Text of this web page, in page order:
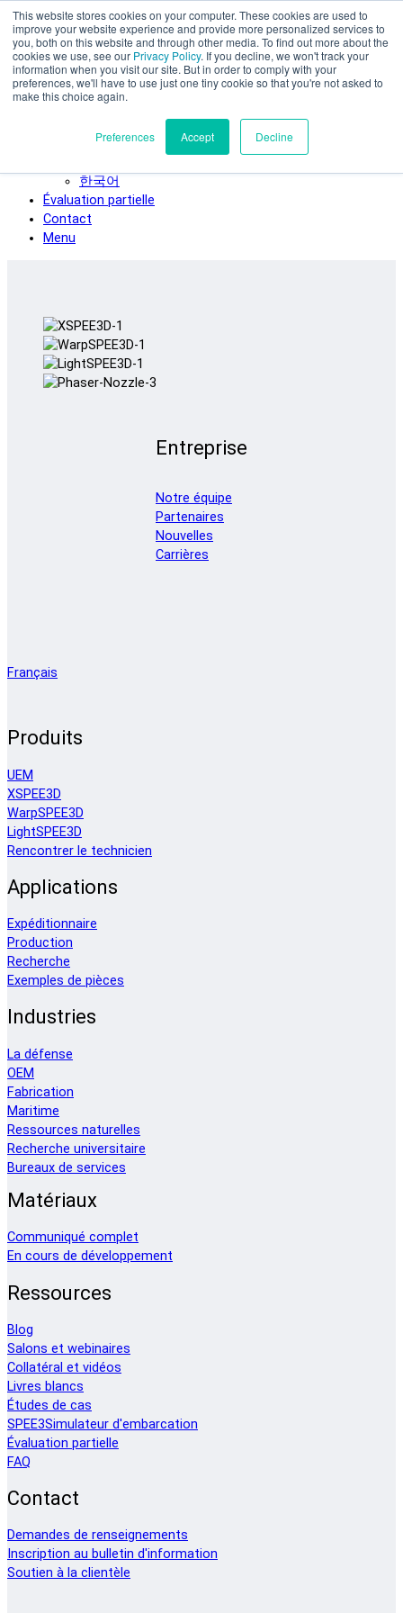
This website stores cookies on your computer. These cookies are used to
improve your website experience and provide more personalized services to
you, both on this website and through other media. To find out more about the
cookies we use, see our Privacy Policy. If you decline, we won't track your
information when you visit our site. But in order to comply with your
preferences, we'll have to use just one tiny cookie so that you're not asked to
make this choice again.
Preferences Accept Decline
Skip to main content
SPEE3D
Français
English
Español
Italiano
한국어
Évaluation partielle
Contact
Menu
Entreprise
Notre équipe
Partenaires
Nouvelles
Carrières
Français
Produits
UEM
XSPEE3D
WarpSPEE3D
LightSPEE3D
Rencontrer le technicien
Applications
Expéditionnaire
Production
Recherche
Exemples de pièces
Industries
La défense
OEM
Fabrication
Maritime
Ressources naturelles
Recherche universitaire
Bureaux de services
Matériaux
Communiqué complet
En cours de développement
Ressources
Blog
Salons et webinaires
Collatéral et vidéos
Livres blancs
Études de cas
SPEE3Simulateur d'embarcation
Évaluation partielle
FAQ
Contact
Demandes de renseignements
Inscription au bulletin d'information
Soutien à la clientèle